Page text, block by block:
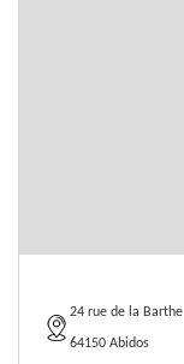
24 rue de la Barthe
64150 Abidos